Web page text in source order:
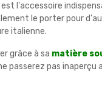
l'accessoire
le porter pour
italienne.
grâce à sa matière
passerez pas